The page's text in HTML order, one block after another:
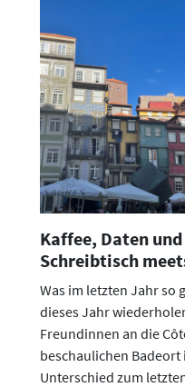
Kaffee, Daten
Schreibtisch
Was im letzten Jahr so
dieses Jahr
Freundinnen an die
beschaulichen Badeort
Unterschied zum